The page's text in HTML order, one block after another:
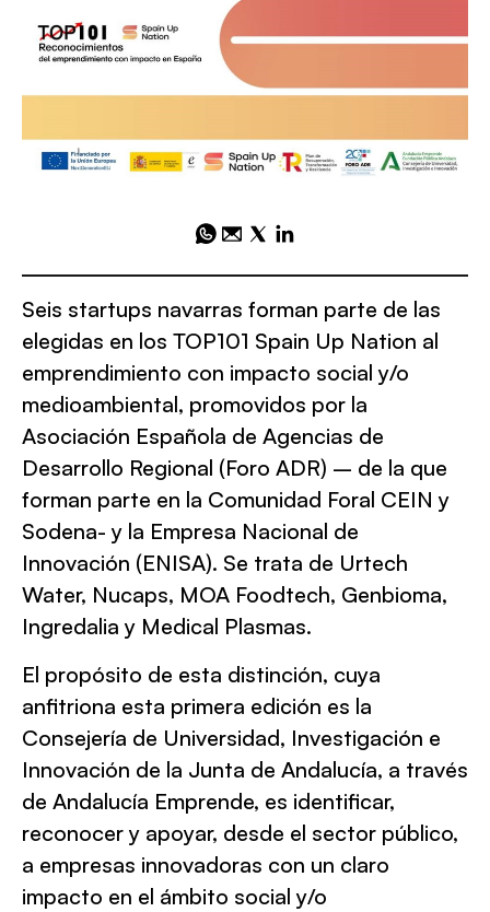
Seis startups navarras forman parte de las
elegidas en los TOP101 Spain Up Nation al
emprendimiento con impacto social y/o
medioambiental, promovidos por la
Asociación Española de Agencias de
Desarrollo Regional (Foro ADR) – de la que
forman parte en la Comunidad Foral CEIN y
Sodena- y la Empresa Nacional de
Innovación (ENISA). Se trata de Urtech
Water, Nucaps, MOA Foodtech, Genbioma,
Ingredalia y Medical Plasmas.
El propósito de esta distinción, cuya
anfitriona esta primera edición es la
Consejería de Universidad, Investigación e
Innovación de la Junta de Andalucía, a través
de Andalucía Emprende, es identificar,
reconocer y apoyar, desde el sector público,
a empresas innovadoras con un claro
impacto en el ámbito social y/o